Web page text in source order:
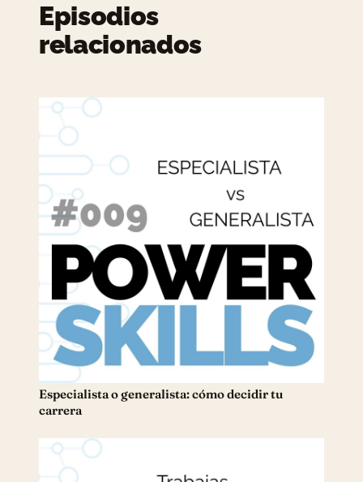
Episodios
relacionados
Especialista o generalista: cómo decidir tu
carrera